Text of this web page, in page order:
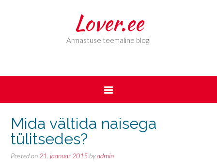
Lover.ee
Armastuse teemaline blogi
Mida vältida naisega
tülitsedes?
Posted on 21. jaanuar 2015 byadmin